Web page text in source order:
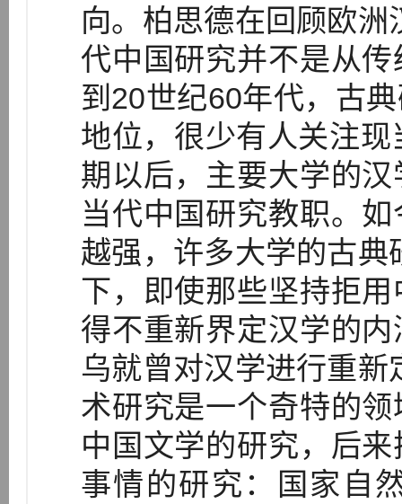
向。柏思德在回顾欧洲
代中国研究并不是从
到20世纪60年代，古
地位，很少有人关注
期以后，主要大学的
当代中国研究教职。
越强，许多大学的古典
下，即使那些坚持拒
得不重新界定汉学的
乌就曾对汉学进行重新
术研究是一个奇特的
中国文学的研究，后
事情的研究：国家自